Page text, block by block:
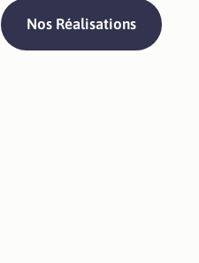
Nos Réalisations